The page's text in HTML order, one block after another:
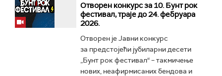
Отворен конкурс за 10. Бунт рок
фестивал, траје до 24. фебруара
2026.
Отворен је Јавни конкурс
за предстојећи јубиларни десети
„Бунт рок фестивал“ – такмичење
нових, неафирмисаних бендова и